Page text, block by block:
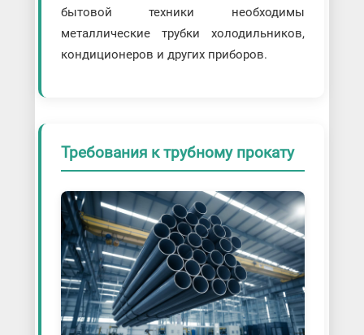
бытовой техники необходимы
металлические трубки холодильников,
кондиционеров и других приборов.
Требования к трубному прокату